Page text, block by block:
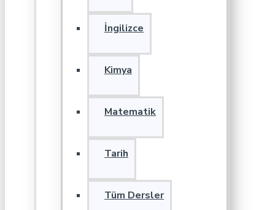
İngilizce
Kimya
Matematik
Tarih
Tüm Dersler